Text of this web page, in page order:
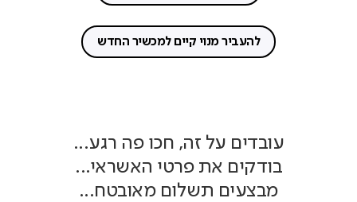
להעביר מנוי קיים למכשיר החדש
עובדים על זה, חכו פה רגע...
בודקים את פרטי האשראי...
מבצעים תשלום מאובטח...